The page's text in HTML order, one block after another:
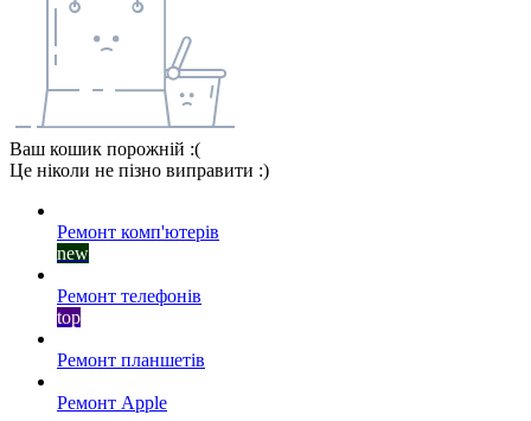
Ваш кошик порожній :(
Це ніколи не пізно виправити :)
Ремонт комп'ютерів
new
Ремонт телефонів
top
Ремонт планшетів
Ремонт Apple